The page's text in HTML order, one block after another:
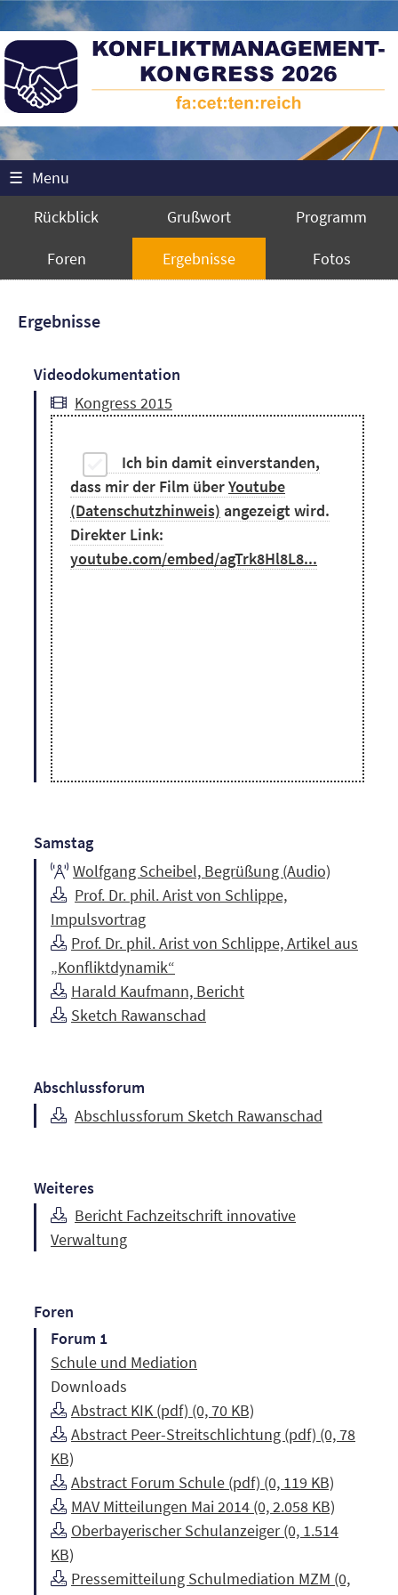
☰ Menu
Rückblick
Grußwort Programm
Foren Ergebnisse Fotos
Ergebnisse
Videodokumentation
Kongress 2015
Ich bin damit einverstanden,
dass mir der Film überYoutube
(Datenschutzhinweis) angezeigt wird.
Direkter Link:
youtube.com/embed/agTrk8Hl8L8...
Samstag
Wolfgang Scheibel, Begrüßung (Audio)
Prof. Dr. phil. Arist von Schlippe,
Impulsvortrag
Prof. Dr. phil. Arist von Schlippe, Artikel aus
„Konfliktdynamik“
Harald Kaufmann, Bericht
Sketch Rawanschad
Abschlussforum
Abschlussforum Sketch Rawanschad
Weiteres
Bericht Fachzeitschrift innovative
Verwaltung
Foren
Forum 1
Schule und Mediation
Downloads
Abstract KIK (pdf) (0, 70 KB)
Abstract Peer-Streitschlichtung (pdf) (0, 78
KB)
Abstract Forum Schule (pdf) (0, 119 KB)
MAV Mitteilungen Mai 2014 (0, 2.058 KB)
Oberbayerischer Schulanzeiger (0, 1.514
KB)
Pressemitteilung Schulmediation MZM (0,